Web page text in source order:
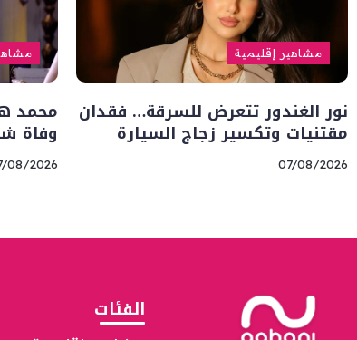
مشاهير إقليمية
نور الغندور تتعرض للسرقة… فقدان
مقتنيات وتكسير زجاج السيارة
07/08/2026
محمد
وفاة
08/2026
الفئات